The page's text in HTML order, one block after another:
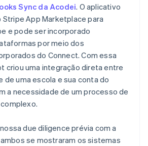
Sync da Acodei. O aplicativo
App Marketplace para
e pode ser incorporado
por meio dos
do Connect. Com essa
criou uma integração direta entre
de uma escola e sua conta do
a necessidade de um processo de
due diligence prévia com a
se mostraram os sistemas